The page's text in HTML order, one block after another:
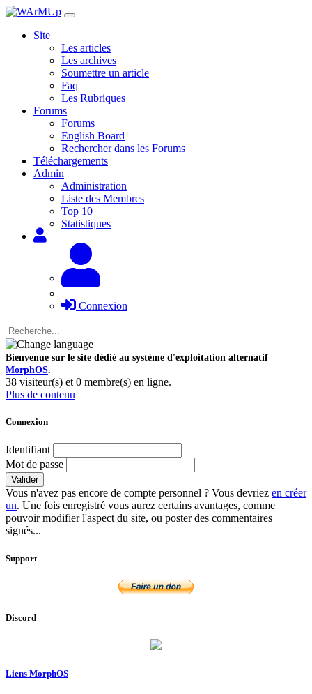
Site
Les articles
Les archives
Soumettre un article
Faq
Les Rubriques
Forums
Forums
English Board
Rechercher dans les Forums
Téléchargements
Admin
Administration
Liste des Membres
Top 10
Statistiques
Connexion
Bienvenue sur le site dédié au système d'exploitation alternatif
MorphOS.
38 visiteur(s) et 0 membre(s) en ligne.
Plus de contenu
Connexion
Identifiant
Mot de passe
Valider
Vous n'avez pas encore de compte personnel ? Vous devriez en créer
un. Une fois enregistré vous aurez certains avantages, comme
pouvoir modifier l'aspect du site, ou poster des commentaires
signés...
Support
Discord
Liens MorphOS